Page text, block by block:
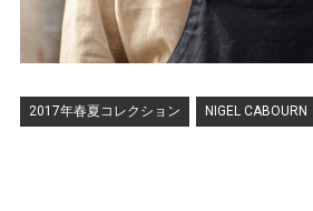
2017年春夏コレクション NIGEL CABOURN